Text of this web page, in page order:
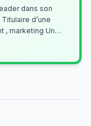
dans son
Un